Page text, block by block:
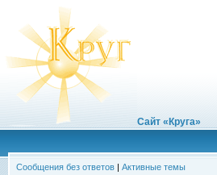
Сайт «Круга»
Сообщения без ответов | Активные темы